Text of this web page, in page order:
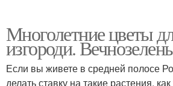
Многолетние цветы
изгороди.
Если вы живете в средней полосе
делать ставку на такие растения,